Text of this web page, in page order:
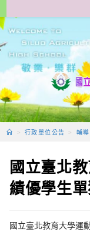
轉
至
要
容
> 行政單位公告 > 輔
國立臺北
績優學生
國立臺北教育大學運